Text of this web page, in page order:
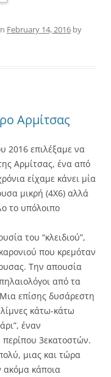
February 14, 2016 by
Αρμίτσας
2016 επιλέξαμε να
Αρμίτσας, ένα από
είχαμε κάνει μία
μικρή (4Χ6) αλλά
το υπόλοιπο
του “κλειδιού”,
που κρεμόταν
Την απουσία
από τα
επίσης δυσάρεστη
κάτω-κάτω
έναν
3εκατοστών.
μιας και τώρα
ακόμα κάποια